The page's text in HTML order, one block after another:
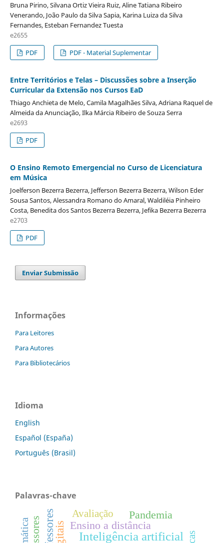
Bruna Pirino, Silvana Ortiz Vieira Ruiz, Aline Tatiana Ribeiro
Venerando, João Paulo da Silva Sapia, Karina Luiza da Silva
Fernandes, Esteban Fernandez Tuesta
e2655
PDF
PDF - Material Suplementar
Entre Territórios e Telas – Discussões sobre a Inserção
Curricular da Extensão nos Cursos EaD
Thiago Anchieta de Melo, Camila Magalhães Silva, Adriana Raquel de
Almeida da Anunciação, Ilka Márcia Ribeiro de Souza Serra
e2693
PDF
O Ensino Remoto Emergencial no Curso de Licenciatura
em Música
Joelferson Bezerra Bezerra, Jefferson Bezerra Bezerra, Wilson Eder
Sousa Santos, Alessandra Romano do Amaral, Waldiléia Pinheiro
Costa, Benedita dos Santos Bezerra Bezerra, Jefika Bezerra Bezerra
e2703
PDF
Enviar Submissão
Informações
Para Leitores
Para Autores
Para Bibliotecários
Idioma
English
Español (España)
Português (Brasil)
Palavras-chave
Inteligência artificial
Ensino a distância
Pandemia
Avaliação